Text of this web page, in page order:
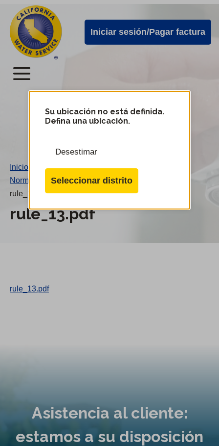
directamente
contenido
principal
Alertas
de
Cal
Water
Iniciar sesión/Pagar factura
Menú
Menú
servicio
de
Cal
Water
Su ubicación no está definida.
Defina una ubicación.
Desestimar
Seleccionar distrito
Inicio
Norma 13
rule_13.pdf
rule_13.pdf
rule_13.pdf
Asistencia al cliente:
estamos a su disposición